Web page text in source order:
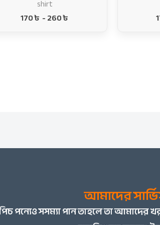
shirt
170৳ -260৳
আমাদের
পন্যেও সসম্যা পান তাহলে তা আমাদের